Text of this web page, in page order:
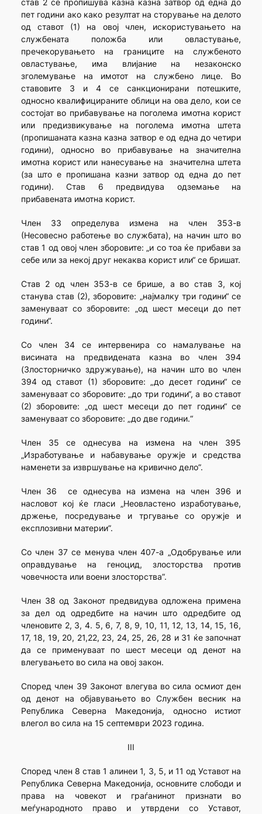
став 2 се пропишува казна казна затвор од една до
пет години ако како резултат на сторување на делото
од ставот (1) на овој член, искористувањето на
службената положба или овластување,
пречекорувањето на границите на службеното
овластување, има влијание на незаконско
зголемување на имотот на службено лице. Во
ставовите 3 и 4 се санкционирани потешките,
односно квалифицираните облици на ова дело, кои се
состојат во прибавување на поголема имотна корист
или предизвикување на поголема имотна штета
(пропишаната казна казна затвор е од една до четири
години), односно во прибавување на значителна
имотна корист или нанесување на значителна штета
(за што е пропишана казни затвор од една до пет
години). Став 6 предвидува одземање на
прибавената имотна корист.
Член 33 определува измена на член 353-в
(Несовесно работење во службата), на начин што во
став 1 од овој член зборовите: „и со тоа ќе прибави за
себе или за некој друг некаква корист или“ се бришат.
Став 2 од член 353-в се брише, а во став 3, кој
станува став (2), зборовите: „најмалку три години“ се
заменуваат со зборовите: „од шест месеци до пет
години“.
Со член 34 се интервенира со намалување на
висината на предвидената казна во член 394
(Злосторничко здружување), на начин што во член
394 од ставот (1) зборовите: „до десет години“ се
заменуваат со зборовите: „до три години“, а во ставот
(2) зборовите: „од шест месеци до пет години“ се
заменуваат со зборовите: „до две години.“
Член 35 се однесува на измена на член 395
„Изработување и набавување оружје и средства
наменети за извршување на кривично дело”.
Член 36 се однесува на измена на член 396 и
насловот кој ќе гласи „Неовластено изработување,
држење, посредување и тргување со оружје и
експлозивни материи”.
Со член 37 се менува член 407-а „Одобрување или
оправдување на геноцид, злосторства против
човечноста или воени злосторства”.
Член 38 од Законот предвидува одложена примена
за дел од одредбите на начин што одредбите од
членовите 2, 3, 4. 5, 6, 7, 8, 9, 10, 11, 12, 13, 14, 15, 16,
17, 18, 19, 20, 21,22, 23, 24, 25, 26, 28 и 31 ќе започнат
да се применуваат по шест месеци од денот на
влегувањето во сила на овој закон.
Според член 39 Законот влегува во сила осмиот ден
од денот на објавувањето во Службен весник на
Република Северна Македонија, односно истиот
влегол во сила на 15 септември 2023 година.
III
Според член 8 став 1 алинеи 1, 3, 5, и 11 од Уставот на
Република Северна Македонија, основните слободи и
права на човекот и граѓанинот признати во
меѓународното право и утврдени со Уставот,